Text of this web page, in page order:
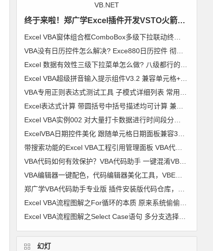
终于来啦！郑广学Excel插件开发VSTO火箭速成班-VB.NET
Excel VBA窗体组合框ComboBox多级下拉联动终极解决方案 无限级别逐级加载 类模块通用组件
VBA没有日历控件怎么解决? Exce880日历控件 彻底解决日历控件兼容问题 郑广学作品
Excel 数据有效性三级下拉菜单怎么做? 八级都行的无限级别下拉菜单级联列表 VBA通用组件使用说明
Excel VBA超级拼音输入提示组件V3.2 兼容单元格+控件+窗体 郑广学 VBA 拼音输入提示
VBA专用正则表达式测试工具 子模式详细列表 常用表达式及标准正则代码模块 郑广学 作品 图文
Excel表达式计算 带圆括号中括号描述均可计算 兼容64位Excel 支持超过255字符【VIP视频教程】VBA精彩实例006
Excel VBA实例002 对大量打卡数据进行时间段分组 考勤时间段划分【VIP视频教程】
ExcelVBA日期控件美化 跟随单元格日期面板兼容32位+64位及WPS 窗体 日历控件 窗体跟随单元格代码 图文
带搜索功能的Excel VBA工程引用管理面板 VBA代码助手专业版最新功能
VBA代码如何有效保护？VBA代码助手 一键混淆VBA代码 变成你自己也不认识的样子
VBA编辑器一键配色，代码编辑器美化工具，VBE颜色修改器 VBA颜色修改器 软件使用详解
郑广学VBA代码助手专业版 插件安装版代码仓库，代码管理，VBA代码对齐，代码排版，破解工程密码，隐藏模块，代码混淆，自动插入代码 兼容64
Excel VBA流程图解之For循环的本质 原来系统偷偷干了很多事
Excel VBA流程图解之Select Case语句 多分支选择的最佳选择
幻灯